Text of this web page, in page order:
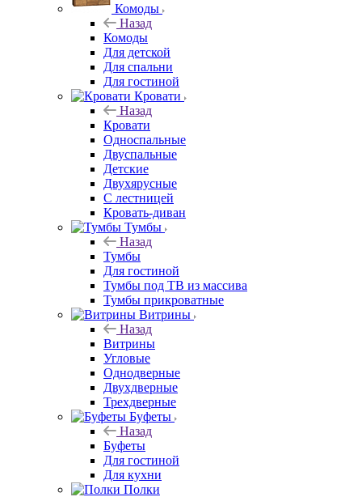
Комоды
Назад
Комоды
Для детской
Для спальни
Для гостиной
Кровати
Назад
Кровати
Односпальные
Двуспальные
Детские
Двухярусные
С лестницей
Кровать-диван
Тумбы
Назад
Тумбы
Для гостиной
Тумбы под ТВ из массива
Тумбы прикроватные
Витрины
Назад
Витрины
Угловые
Однодверные
Двухдверные
Трехдверные
Буфеты
Назад
Буфеты
Для гостиной
Для кухни
Полки